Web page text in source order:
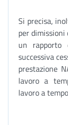
Si precisa,
per
un rapporto
successiva
prestazione
lavoro a
lavoro a